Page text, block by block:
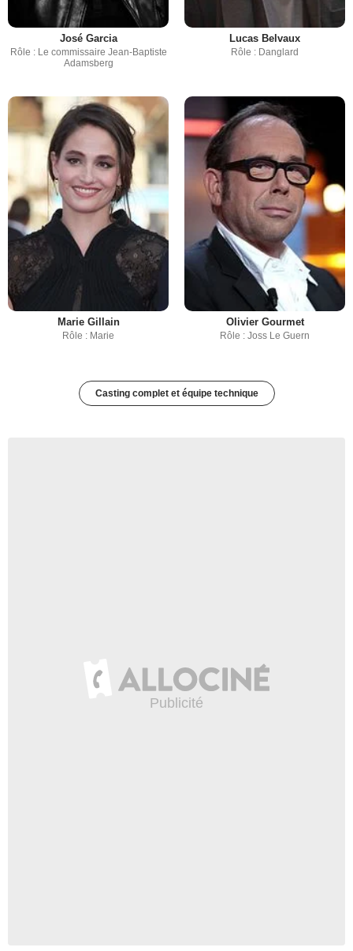
José Garcia
Rôle : Le commissaire Jean-Baptiste
Adamsberg
Lucas Belvaux
Rôle : Danglard
Marie Gillain
Rôle : Marie
Olivier Gourmet
Rôle : Joss Le Guern
Casting complet et équipe technique